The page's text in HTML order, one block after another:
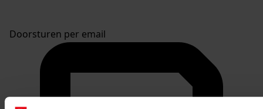
Doorsturen per email